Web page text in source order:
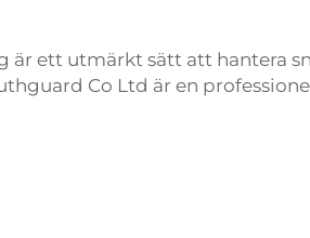
är ett utmärkt sätt att hantera
Co Ltd är en
inklusive munskydd mot